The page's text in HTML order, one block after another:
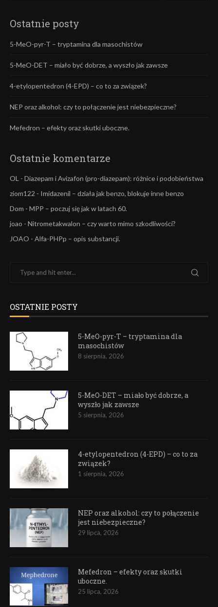
Ostatnie posty
5-MeO-pyr-T – tryptamina dla masochistów
5-MeO-DET – miało być dobrze, a wyszło jak zawsze
4-etylopentedron (4-EPD) – co to za związek?
NEP oraz alkohol: czy to połączenie jest niebezpieczne?
Mefedron – efekty oraz skutki uboczne.
Ostatnie komentarze
OL - Diazepam i Avizafon (pro-diazepam): różnice i podobieństwa
ziom122 - Imidazenil – działa jak benzo, blokuje inne benzo
Dom - MPP – poczuj się jak w latach 60.
joao - Nitrometakwalon – czy warto mimo szkodliwości?
JOAO - Alfa-PHPp – opis substancji.
OSTATNIE POSTY
5-MeO-pyr-T – tryptamina dla
masochistów
8 sierpnia, 2026
5-MeO-DET – miało być dobrze, a
wyszło jak zawsze
5 sierpnia, 2026
4-etylopentedron (4-EPD) – co to za
związek?
1 sierpnia, 2026
NEP oraz alkohol: czy to połączenie
jest niebezpieczne?
29 lipca, 2026
Mefedron – efekty oraz skutki
uboczne.
25 lipca, 2026